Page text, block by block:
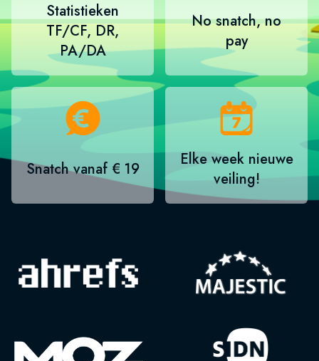
Statistieken
TF/CF, DR,
PA/DA
No snatch, no
pay
Snatch vanaf € 19
Elke week nieuwe
veiling!